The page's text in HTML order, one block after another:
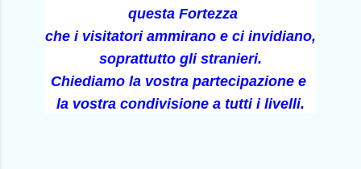
questa Fortezza
che i visitatori ammirano e ci invidiano,
soprattutto gli stranieri.
Chiediamo la vostra partecipazione e
la vostra condivisione a tutti i livelli.